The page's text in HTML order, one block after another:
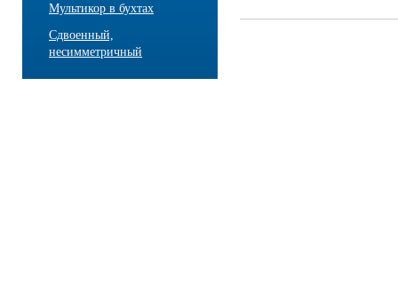
Мультикор в бухтах
Сдвоенный,
несимметричный